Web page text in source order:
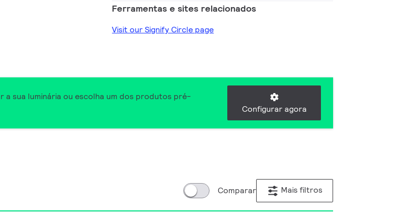
Ferramentas e sites relacionados
Visit our Signify Circle page
sua luminária ou escolha um dos produtos pré-
Configurar agora
Comparar Mais filtros